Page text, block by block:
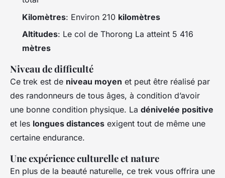
Kilomètres: Environ 210 kilomètres
Altitudes: Le col de Thorong La atteint 5 416
mètres
Niveau de difficulté
Ce trek est de niveau moyen et peut être réalisé par
des randonneurs de tous âges, à condition d’avoir
une bonne condition physique. La dénivelée positive
et les longues distances exigent tout de même une
certaine endurance.
Une expérience culturelle et nature
En plus de la beauté naturelle, ce trek vous offrira une